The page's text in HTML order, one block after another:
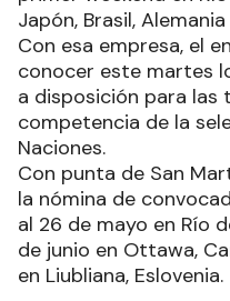
Japón, Brasil,
Con esa empresa, el
conocer este martes
a disposición para las
competencia de la
Naciones.
Con punta de San
la nómina de
al 26 de mayo en Río
de junio en Ottawa,
en Liubliana, Eslovenia.